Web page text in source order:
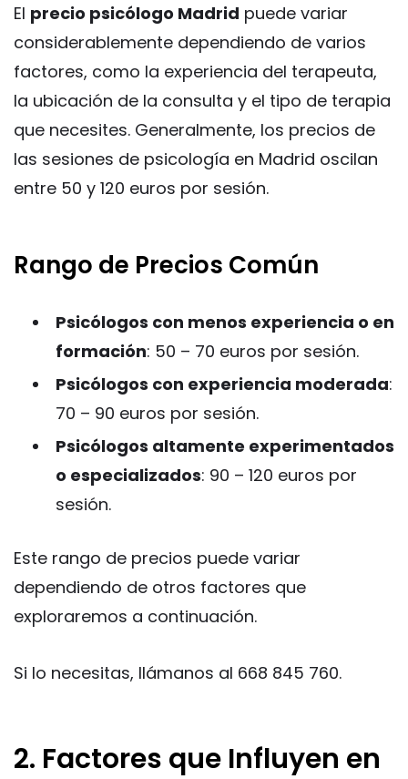
El precio psicólogo Madrid puede variar
considerablemente dependiendo de varios
factores, como la experiencia del terapeuta,
la ubicación de la consulta y el tipo de terapia
que necesites. Generalmente, los precios de
las sesiones de psicología en Madrid oscilan
entre 50 y 120 euros por sesión.
Rango de Precios Común
Psicólogos con menos experiencia o en
formación: 50 – 70 euros por sesión.
Psicólogos con experiencia moderada:
70 – 90 euros por sesión.
Psicólogos altamente experimentados
o especializados: 90 – 120 euros por
sesión.
Este rango de precios puede variar
dependiendo de otros factores que
exploraremos a continuación.
Si lo necesitas, llámanos al 668 845 760.
2. Factores que Influyen en